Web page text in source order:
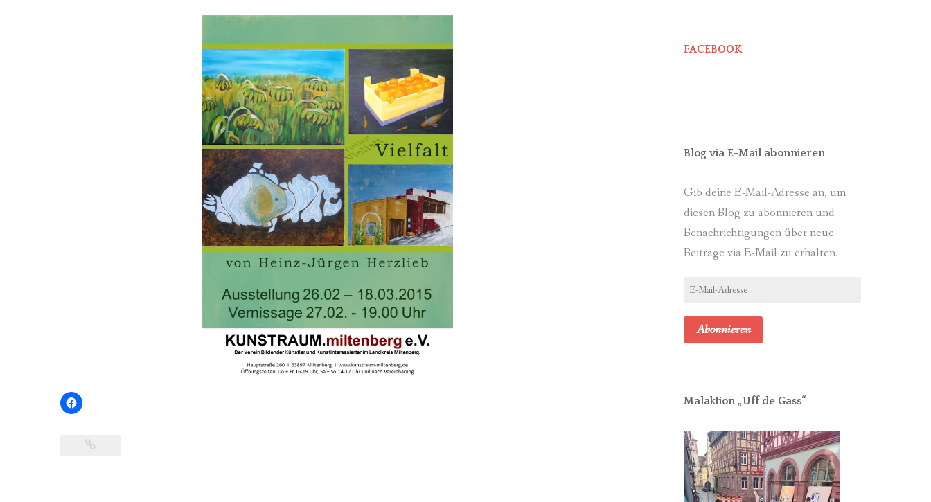
FACEBOOK
Blog via E-Mail abonnieren
Gib deine E-Mail-Adresse an, um
diesen Blog zu abonnieren und
Benachrichtigungen über neue
Beiträge via E-Mail zu erhalten.
E-
Abonnieren
Malaktion „Uff de Gass“